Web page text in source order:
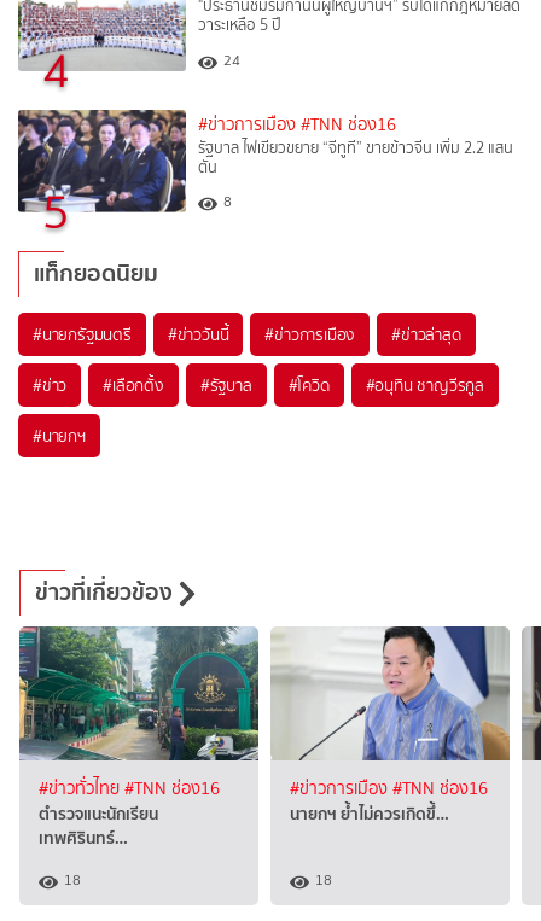
4
"ประธานชมรมกำนันผู้ใหญ่บ้านฯ” รับได้แก้กฎหมายลด
วาระเหลือ 5 ปี
24
5
#ข่าวการเมือง #TNN ช่อง16
รัฐบาล ไฟเขียวขยาย “จีทูที” ขายข้าวจีน เพิ่ม 2.2 แสน
ตัน
8
แท็กยอดนิยม
#นายกรัฐมนตรี #ข่าววันนี้ #ข่าวการเมือง #ข่าวล่าสุด
#ข่าว #เลือกตั้ง #รัฐบาล #โควิด #อนุทิน ชาญวีรกูล
#นายกฯ
ข่าวที่เกี่ยวข้อง
#ข่าวทั่วไทย#TNN ช่อง16
ตำรวจแนะนักเรียน
เทพศิรินทร์…
18
#ข่าวการเมือง#TNN ช่อง16
นายกฯ ย้ำไม่ควรเกิดขึ้…
18